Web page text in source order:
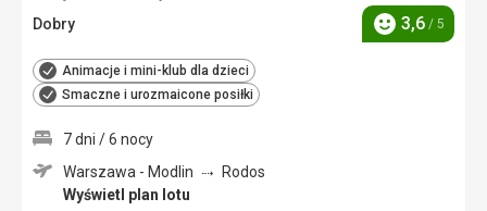
Dobry
Ocena
3,6 / 5
Animacje i mini-klub dla dzieci
Smaczne i urozmaicone posiłki
7 dni / 6 nocy
Warszawa - Modlin
Rodos
Wyświetl plan lotu